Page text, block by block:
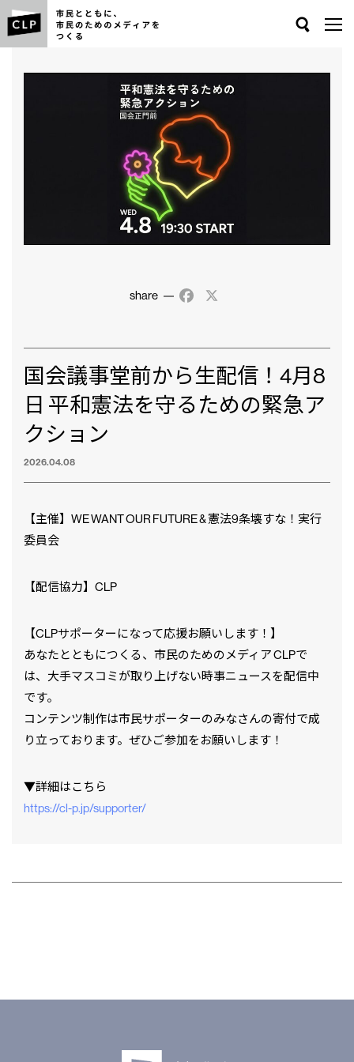
share Facebook
国会議事堂前から生配信！4月8
日 平和憲法を守るための緊急ア
クション
2026.04.08
【主催】WE WANT OUR FUTURE & 憲法9条壊すな！実行
委員会
【配信協力】CLP
【CLPサポーターになって応援お願いします！】
あなたとともにつくる、市民のためのメディア CLPで
は、大手マスコミが取り上げない時事ニュースを配信中
です。
コンテンツ制作は市民サポーターのみなさんの寄付で成
り立っております。ぜひご参加をお願いします！
▼詳細はこちら⁠
⁠⁠⁠https://cl-p.jp/supporter/